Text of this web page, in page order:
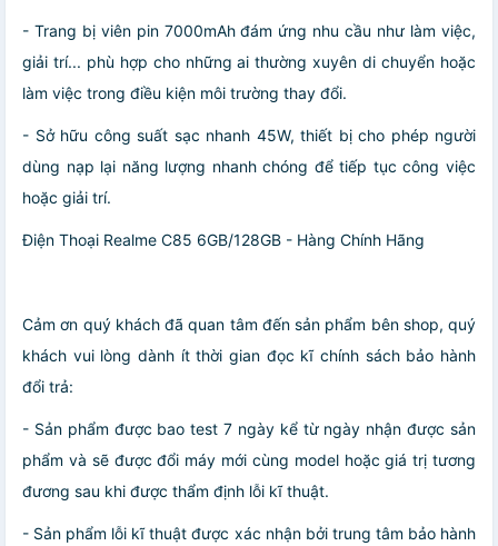
- Trang bị viên pin 7000mAh đám ứng nhu cầu như làm việc,
giải trí... phù hợp cho những ai thường xuyên di chuyển hoặc
làm việc trong điều kiện môi trường thay đổi.
- Sở hữu công suất sạc nhanh 45W, thiết bị cho phép người
dùng nạp lại năng lượng nhanh chóng để tiếp tục công việc
hoặc giải trí.
Điện Thoại Realme C85 6GB/128GB - Hàng Chính Hãng
Cảm ơn quý khách đã quan tâm đến sản phẩm bên shop, quý
khách vui lòng dành ít thời gian đọc kĩ chính sách bảo hành
đổi trả:
- Sản phẩm được bao test 7 ngày kể từ ngày nhận được sản
phẩm và sẽ được đổi máy mới cùng model hoặc giá trị tương
đương sau khi được thẩm định lỗi kĩ thuật.
- Sản phẩm lỗi kĩ thuật được xác nhận bởi trung tâm bảo hành